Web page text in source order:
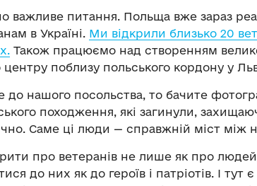
важливе питання. Польща вже зараз
в Україні. Ми відкрили близько 20
Також працюємо над створенням
центру поблизу польського кордону у
до нашого посольства, то бачите
походження, які загинули,
Саме ці люди — справжній міст між
про ветеранів не лише як про
до них як до героїв і патріотів. І тут